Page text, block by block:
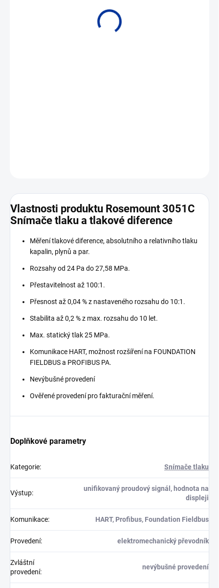
Vlastnosti produktu Rosemount 3051C
Snímače tlaku a tlakové diference
Měření tlakové diference, absolutního a relativního tlaku
kapalin, plynů a par.
Rozsahy od 24 Pa do 27,58 MPa.
Přestavitelnost až 100:1.
Přesnost až 0,04 % z nastaveného rozsahu do 10:1.
Stabilita až 0,2 % z max. rozsahu do 10 let.
Max. statický tlak 25 MPa.
Komunikace HART, možnost rozšíření na FOUNDATION
FIELDBUS a PROFIBUS PA.
Nevýbušné provedení
Ověřené provedení pro fakturační měření.
Doplňkové parametry
Kategorie: Snímače tlaku
Výstup:
unifikovaný proudový signál, hodnota na
displeji
Komunikace: HART, Profibus, Foundation Fieldbus
Provedení: elektromechanický převodník
Zvláštní
provedení:
nevýbušné provedení